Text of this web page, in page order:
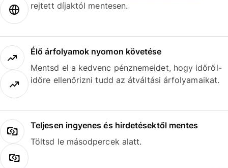
rejtett díjaktól mentesen.
Élő árfolyamok nyomon követése
Mentsd el a kedvenc pénznemeidet, hogy időről-
időre ellenőrizni tudd az átváltási árfolyamaikat.
Teljesen ingyenes és hirdetésektől mentes
Töltsd le másodpercek alatt.